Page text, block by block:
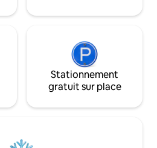
peuvent faire
Stationnement
gratuit sur place